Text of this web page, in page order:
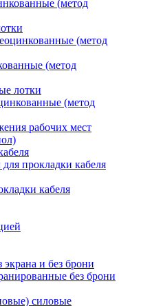
(метод
(метод
(метод
лотки
(метод
рабочих мест
прокладки кабеля
кабеля
и без брони
без брони
силовые